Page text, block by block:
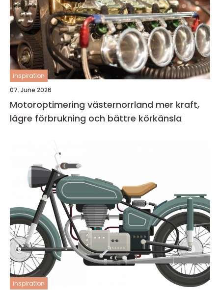
inspiration
07. June 2026
Motoroptimering västernorrland mer kraft,
lägre förbrukning och bättre körkänsla
inspiration